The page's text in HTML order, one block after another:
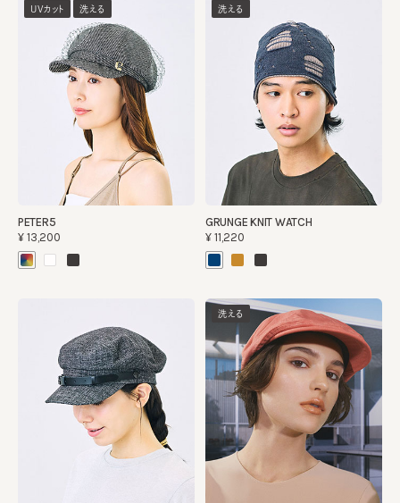
UVカット 洗える
PETER5
¥13,200
洗える
GRUNGE KNIT WATCH
¥11,220
洗える